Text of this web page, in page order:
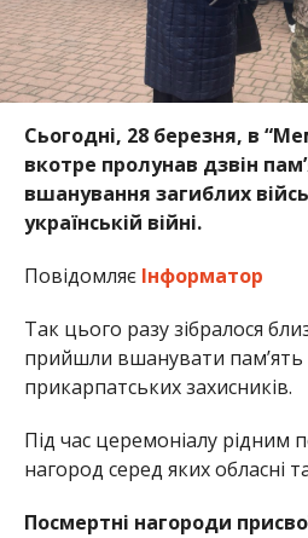
Сьогодні, 28 березня, в
вкотре пролунав дзвін
вшанування загиблих
українській війні.
ПовідомляєІнформатор
Так цього разу зібралося
прийшли вшанувати пам’ять
прикарпатських захисників.
Під час церемоніалу рідним
нагород серед яких обласні
Посмертні нагороди